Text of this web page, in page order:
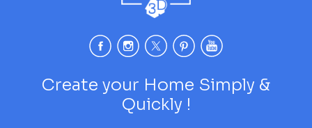
Create your Home Simply &
Quickly !